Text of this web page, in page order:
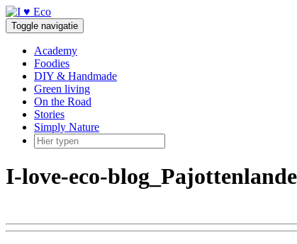
Doorgaan
naar
inhoud
Toggle navigatie
Academy
Foodies
DIY & Handmade
Green living
On the Road
Stories
Simply Nature
I-love-eco-